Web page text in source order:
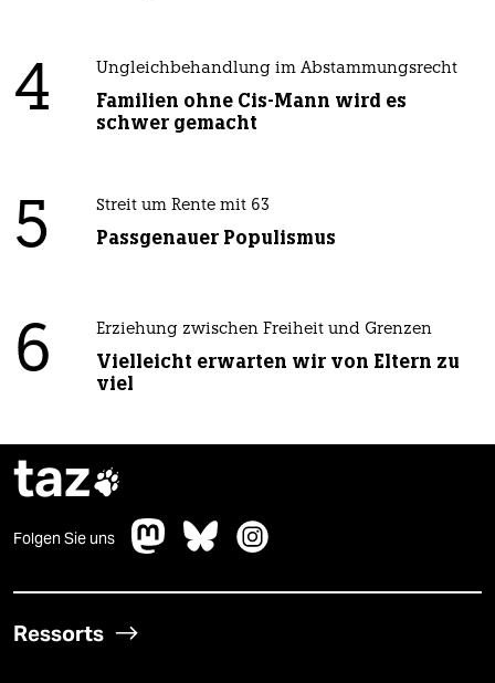
4 Ungleichbehandlung im Abstammungsrecht
Familien ohne Cis-Mann wird es
schwer gemacht
5 Streit um Rente mit 63
Passgenauer Populismus
6 Erziehung zwischen Freiheit und Grenzen
Vielleicht erwarten wir von Eltern zu
viel
taz
Folgen Sie uns
Ressorts